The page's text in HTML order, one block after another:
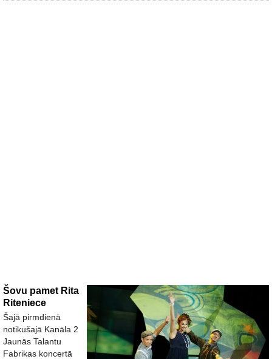
Šovu pamet Rita
Riteniece
Šajā pirmdienā
notikušajā Kanāla 2
Jaunās Talantu
Fabrikas koncertā